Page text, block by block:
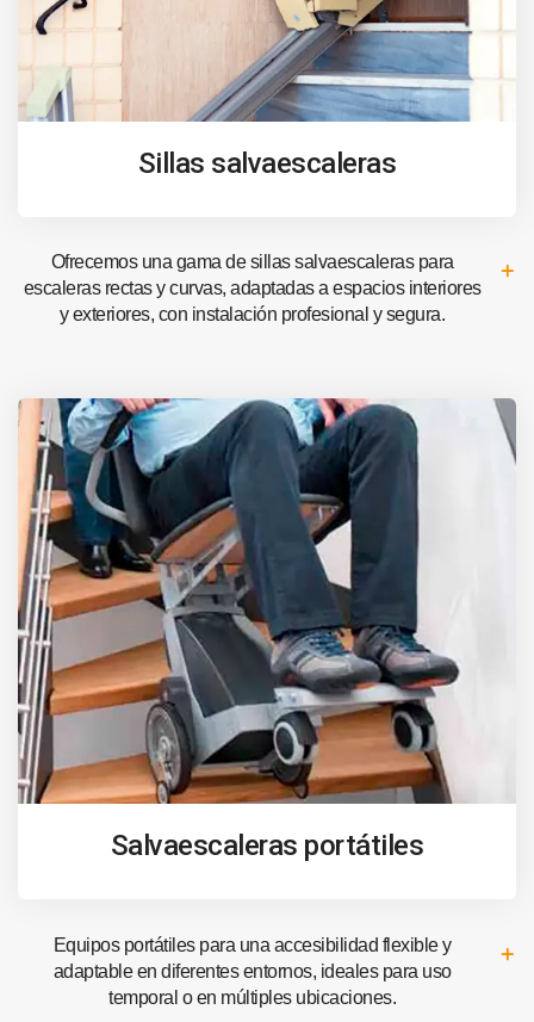
Sillas salvaescaleras
Ofrecemos una gama de sillas salvaescaleras para
escaleras rectas y curvas, adaptadas a espacios interiores
y exteriores, con instalación profesional y segura.
Salvaescaleras portátiles
Equipos portátiles para una accesibilidad flexible y
adaptable en diferentes entornos, ideales para uso
temporal o en múltiples ubicaciones.